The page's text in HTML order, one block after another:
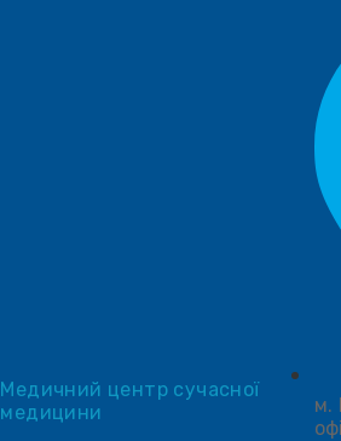
Медичний центр сучасної
медицини
м.